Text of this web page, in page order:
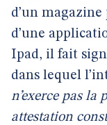
d’un
d’une
Ipad, il fait
dans lequel
n’exerce pas la
attestation